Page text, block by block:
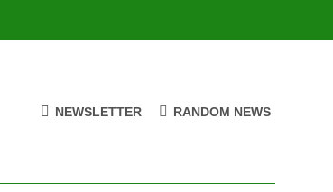
NEWSLETTER RANDOM NEWS